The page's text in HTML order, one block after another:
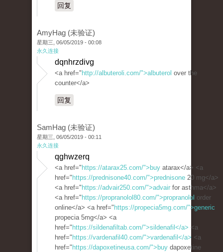
回复
AmyHag (未验证)
星期三, 06/05/2019 - 00:08
永久连接
dqnhrzdivg
<a href=" http://albuteroli.com/">albuterol over the
counter</a>
回复
SamHag (未验证)
星期三, 06/05/2019 - 00:11
永久连接
qghwzerq
<a href=" https://atarax25.com/">buy atarax</a> <a
href=" https://prednisone40.com/">prednisone 20 mg</a>
<a href=" https://advair250.com/">advair for asthma</a>
<a href=" https://propranolol80.com/">propranolol order
online</a> <a href=" https://propecia5mg.com/">generic
propecia 5mg</a> <a
href=" https://sildenafiltab.com/">sildenafil</a> <a
href=" https://vardenafil40.com/">vardenafil</a> <a
href=" https://dapoxetineusa.com/">buy dapoxetine